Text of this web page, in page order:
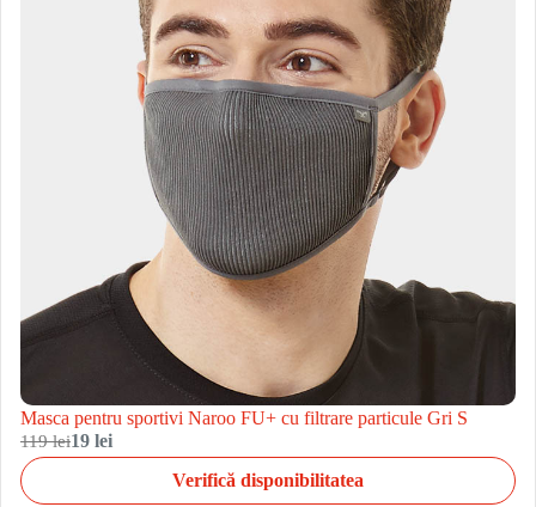
Masca pentru sportivi Naroo FU+ cu filtrare particule Gri S
119 lei19 lei
Verifică disponibilitatea